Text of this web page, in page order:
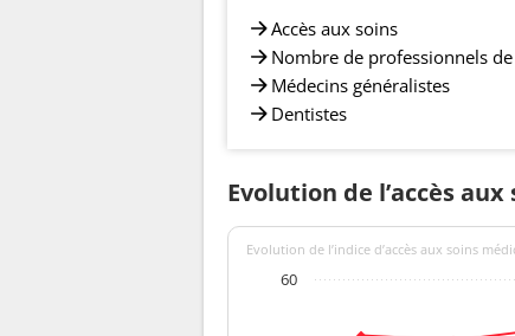
Accès aux soins
Nombre de professionnels
Médecins généralistes
Dentistes
Evolution de l’accès
Evolution de l’indice d’accès aux soins
60